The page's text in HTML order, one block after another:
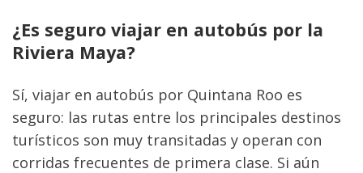
¿Es seguro viajar en autobús por la
Riviera Maya?
Sí, viajar en autobús por Quintana Roo es
seguro: las rutas entre los principales destinos
turísticos son muy transitadas y operan con
corridas frecuentes de primera clase. Si aún